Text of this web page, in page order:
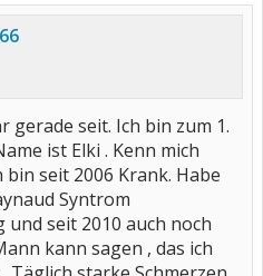
gerade seit. Ich bin zum 1.
ist Elki . Kenn mich
seit 2006 Krank. Habe
Syntrom
seit 2010 auch noch
kann sagen , das ich